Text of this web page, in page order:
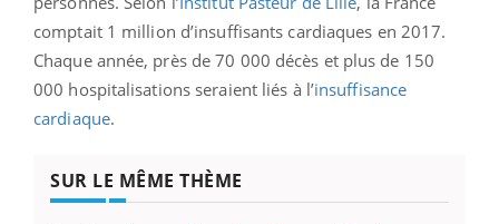
comptait 1 million d’insuffisants cardiaques en 2017.
Chaque année, près de 70 000 décès et plus de 150
000 hospitalisations seraient liés à l’insuffisance
cardiaque.
SUR LE MÊME THÈME